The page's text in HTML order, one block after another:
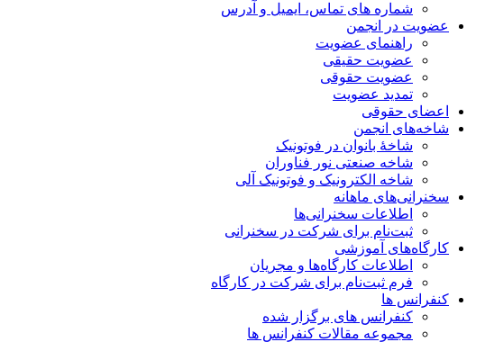
شماره های تماس، ایمیل و آدرس
عضویت در انجمن
راهنمای عضویت
عضویت حقیقی
عضویت حقوقی
تمدید عضویت
اعضای حقوقی
شاخه‌های انجمن
شاخۀ بانوان در فوتونیک
شاخه صنعتی نور فناوران
شاخه‌ الکترونیک و فوتونیک آلی
سخنرانی‌های ماهانه
اطلاعات سخنرانی‌‌ها
ثبت‌نام برای شرکت در سخنرانی
کارگاه‌های آموزشی
اطلاعات کارگاه‌ها و مجریان
فرم ثبت‌نام برای شرکت در کارگاه
کنفرانس ها
کنفرانس های برگزار شده
مجموعه مقالات کنفرانس ها